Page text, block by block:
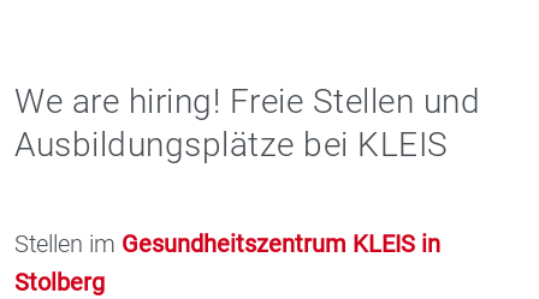
We are hiring! Freie Stellen und
Ausbildungsplätze bei KLEIS
Stellen im Gesundheitszentrum KLEIS in
Stolberg